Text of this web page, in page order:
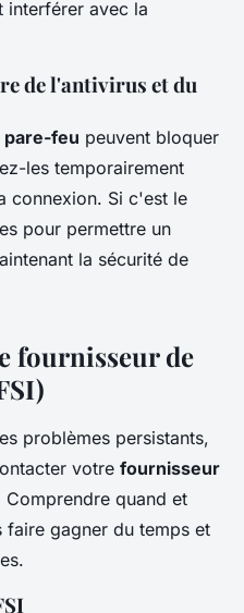
interférer avec la
de l'antivirus et du
pare-feu peuvent bloquer
les temporairement
connexion. Si c'est le
pour permettre un
la sécurité de
fournisseur de
problèmes persistants,
votre fournisseur
Comprendre quand et
gagner du temps et